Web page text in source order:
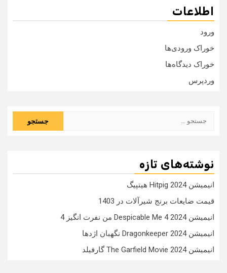
اطلاعات
ورود
خوراک ورودی‌ها
خوراک دیدگاه‌ها
وردپرس
نوشته‌های تازه
انیمیشن Hitpig 2024 هیتپیگ
قیمت ضایعات برنج شیرآلات در 1403
انیمیشن Despicable Me 4 2024 من نفرت انگیز 4
انیمیشن Dragonkeeper 2024 نگهبان اژدها
انیمیشن The Garfield Movie 2024 گارفیلد